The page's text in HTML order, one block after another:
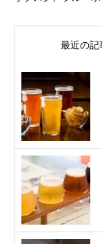
最近の記